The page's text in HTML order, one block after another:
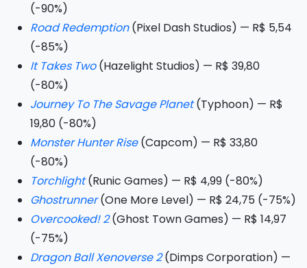
(-90%)
Road Redemption(Pixel Dash Studios) — R$ 5,54
(-85%)
It Takes Two(Hazelight Studios) — R$ 39,80
(-80%)
Journey To The Savage Planet(Typhoon) — R$
19,80 (-80%)
Monster Hunter Rise(Capcom) — R$ 33,80
(-80%)
Torchlight(Runic Games) — R$ 4,99 (-80%)
Ghostrunner(One More Level) — R$ 24,75 (-75%)
Overcooked! 2(Ghost Town Games) — R$ 14,97
(-75%)
Dragon Ball Xenoverse 2(Dimps Corporation) —